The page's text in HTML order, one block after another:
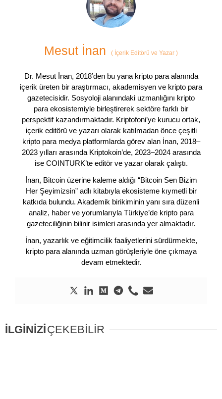
Mesut İnan ( İçerik Editörü ve Yazar )
Dr. Mesut İnan, 2018’den bu yana kripto para alanında
içerik üreten bir araştırmacı, akademisyen ve kripto para
gazetecisidir. Sosyoloji alanındaki uzmanlığını kripto
para ekosistemiyle birleştirerek sektöre farklı bir
perspektif kazandırmaktadır. Kriptofoni’ye kurucu ortak,
içerik editörü ve yazarı olarak katılmadan önce çeşitli
kripto para medya platformlarda görev alan İnan, 2018–
2023 yılları arasında Kriptokoin’de, 2023–2024 arasında
ise COINTURK’te editör ve yazar olarak çalıştı.
İnan, Bitcoin üzerine kaleme aldığı “Bitcoin Sen Bizim
Her Şeyimizsin” adlı kitabıyla ekosisteme kıymetli bir
katkıda bulundu. Akademik birikiminin yanı sıra düzenli
analiz, haber ve yorumlarıyla Türkiye’de kripto para
gazeteciliğinin bilinir isimleri arasında yer almaktadır.
İnan, yazarlık ve eğitimcilik faaliyetlerini sürdürmekte,
kripto para alanında uzman görüşleriyle öne çıkmaya
devam etmektedir.
İLGİNİZİÇEKEBİLİR